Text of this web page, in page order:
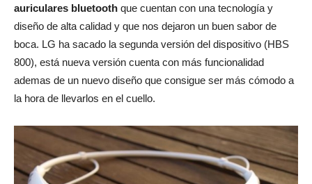
auriculares bluetooth que cuentan con una tecnología y
diseño de alta calidad y que nos dejaron un buen sabor de
boca. LG ha sacado la segunda versión del dispositivo (HBS
800), está nueva versión cuenta con más funcionalidad
ademas de un nuevo diseño que consigue ser más cómodo a
la hora de llevarlos en el cuello.